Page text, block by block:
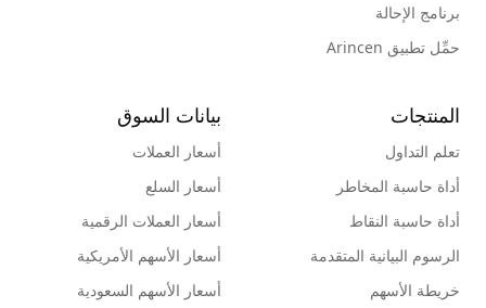
برنامج الإحالة
حمِّل تطبيق Arincen
المنتجات
تعلم التداول
أداة حاسبة المخاطر
أداة حاسبة النقاط
الرسوم البيانية المتقدمة
خريطة الأسهم
بيانات السوق
أسعار العملات
أسعار السلع
أسعار العملات الرقمية
أسعار الأسهم الأمريكية
أسعار الأسهم السعودية